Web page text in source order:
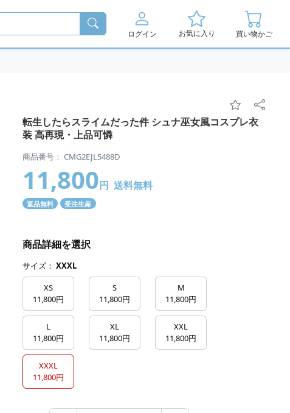
ログイン お気に入り 買い物かご
転生したらスライムだった件 シュナ巫女風コスプレ衣
装 高再現・上品可憐
商品番号： CMG2EJL5488D
11,800円 送料無料
返品無料 受注生産
商品詳細を選択
サイズ： XXXL
XS
11,800円
S
11,800円
M
11,800円
L
11,800円
XL
11,800円
XXL
11,800円
XXXL
11,800円